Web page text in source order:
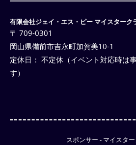
有限会社ジェイ・エス・ピー マイスターク
〒 709-0301
岡山県備前市吉永町加賀美10-1
定休日： 不定休（イベント対応時は
す）
スポンサー - マイスタ